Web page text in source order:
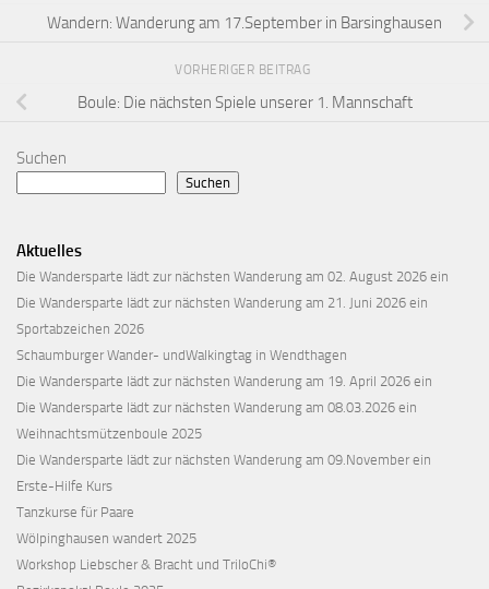
Wandern: Wanderung am 17.September in Barsinghausen
VORHERIGER BEITRAG
Boule: Die nächsten Spiele unserer 1. Mannschaft
Suchen
Suchen
Aktuelles
Die Wandersparte lädt zur nächsten Wanderung am 02. August 2026 ein
Die Wandersparte lädt zur nächsten Wanderung am 21. Juni 2026 ein
Sportabzeichen 2026
Schaumburger Wander- undWalkingtag in Wendthagen
Die Wandersparte lädt zur nächsten Wanderung am 19. April 2026 ein
Die Wandersparte lädt zur nächsten Wanderung am 08.03.2026 ein
Weihnachtsmützenboule 2025
Die Wandersparte lädt zur nächsten Wanderung am 09.November ein
Erste-Hilfe Kurs
Tanzkurse für Paare
Wölpinghausen wandert 2025
Workshop Liebscher & Bracht und TriloChi®